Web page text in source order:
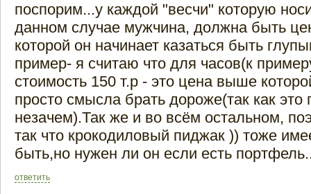
поспорим...у каждой "весчи" которую
данном случае мужчина, должна быть
которой он начинает казаться быть
пример- я считаю что для часов(к
стоимость 150 т.р - это цена выше
просто смысла брать дороже(так как это
незачем).Так же и во всём остальном,
так что крокодиловый пиджак )) тоже
быть,но нужен ли он если есть
ответить